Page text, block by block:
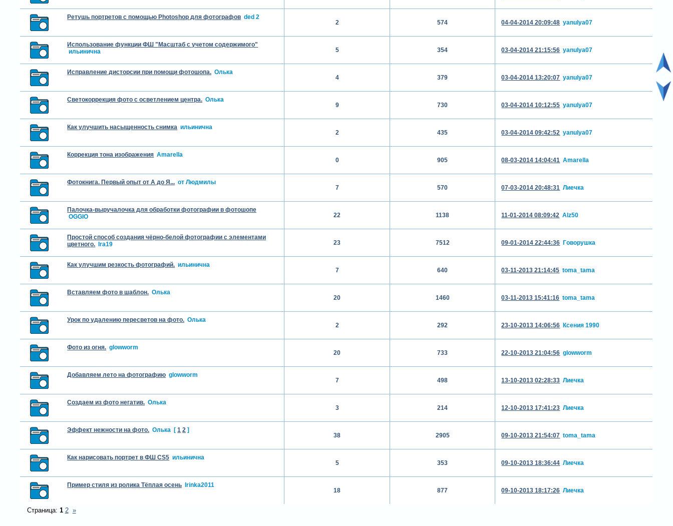
Ретушь портретов с помощью Photoshop для фотографов ded 2
2 574 04-04-2014 20:09:48 yanulya07
Использование функции ФШ "Масштаб с учетом содержимого"
ильинична
5 354 03-04-2014 21:15:56 yanulya07
Исправление дисторсии при помощи фотошопа. Олька
4 379 03-04-2014 13:20:07 yanulya07
Светокоррекция фото с осветлением центра. Олька
9 730 03-04-2014 10:12:55 yanulya07
Как улучшить насыщенность снимка ильинична
2 435 03-04-2014 09:42:52 yanulya07
Коррекция тона изображения Amarella
0 905 08-03-2014 14:04:41 Amarella
Фотокнига. Первый опыт от А до Я... от Людмилы
7 570 07-03-2014 20:48:31 Лиечка
Палочка-выручалочка для обработки фотографии в фотошопе
OGGIO
22 1138 11-01-2014 08:09:42 Alz50
Простой способ создания чёрно-белой фотографии с элементами
цветного. Ira19 23 7512 09-01-2014 22:44:36 Гoворушка
Как улучшим резкость фотографий. ильинична
7 640 03-11-2013 21:14:45 toma_tama
Вставляем фото в шаблон. Олька
20 1460 03-11-2013 15:41:16 toma_tama
Урок по удалению пересветов на фото. Олька
2 292 23-10-2013 14:06:56 Ксения 1990
Фото из огня. glowworm
20 733 22-10-2013 21:04:56 glowworm
Добавляем лето на фотографию glowworm
7 498 13-10-2013 02:28:33 Лиечка
Создаем из фото негатив. Олька
3 214 12-10-2013 17:41:23 Лиечка
Эффект нежности на фото. Олька [ 1 2 ]
38 2905 09-10-2013 21:54:07 toma_tama
Как нарисовать портрет в ФШ CS5 ильинична
5 353 09-10-2013 18:36:44 Лиечка
Пример стиля из ролика Тёплая осень Irinka2011
18 877 09-10-2013 18:17:26 Лиечка
Страница: 1 2 »